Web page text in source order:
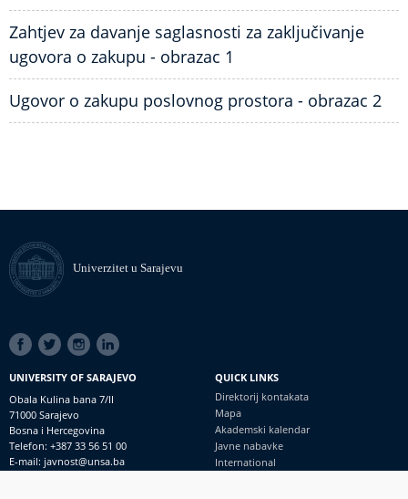
Zahtjev za davanje saglasnosti za zaključivanje
ugovora o zakupu - obrazac 1
Ugovor o zakupu poslovnog prostora - obrazac 2
Univerzitet u Sarajevu
SOCIAL
LINKS
UNIVERSITY OF SARAJEVO
Obala Kulina bana 7/II
71000 Sarajevo
Bosna i Hercegovina
Telefon: +387 33 56 51 00
E-mail: javnost@unsa.ba
QUICK LINKS
Direktorij kontakata
Mapa
Akademski kalendar
Javne nabavke
International